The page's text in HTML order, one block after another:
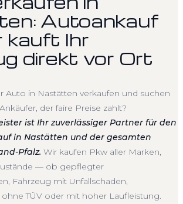
Autoankauf
kauft Ihr
direkt vor Ort
Auto in Nastätten verkaufen und suchen
der faire Preise zahlt?
ist Ihr zuverlässiger Partner für den
in Nastätten und der gesamten
Pfalz. Wir kaufen Pkw aller Marken,
— ob gepflegter
Fahrzeug mit Unfallschaden,
TÜV oder mit hoher Laufleistung.